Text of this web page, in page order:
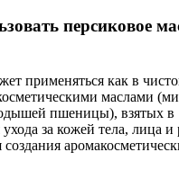
персиковое
применяться как в
маслами
пшеницы), взятых в
за кожей тела, лица и
создания